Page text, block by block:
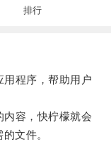
排行
程序，帮助用户
容，快柠檬就会
文件。